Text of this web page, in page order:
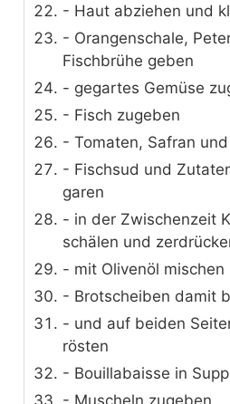
- Haut abziehen und
- Orangenschale,
Fischbrühe geben
- gegartes Gemüse
- Fisch zugeben
- Tomaten, Safran
- Fischsud und
garen
- in der Zwischenzeit
schälen und
- mit Olivenöl mischen
- Brotscheiben damit
- und auf beiden
rösten
- Bouillabaisse in
- Muscheln zugeben